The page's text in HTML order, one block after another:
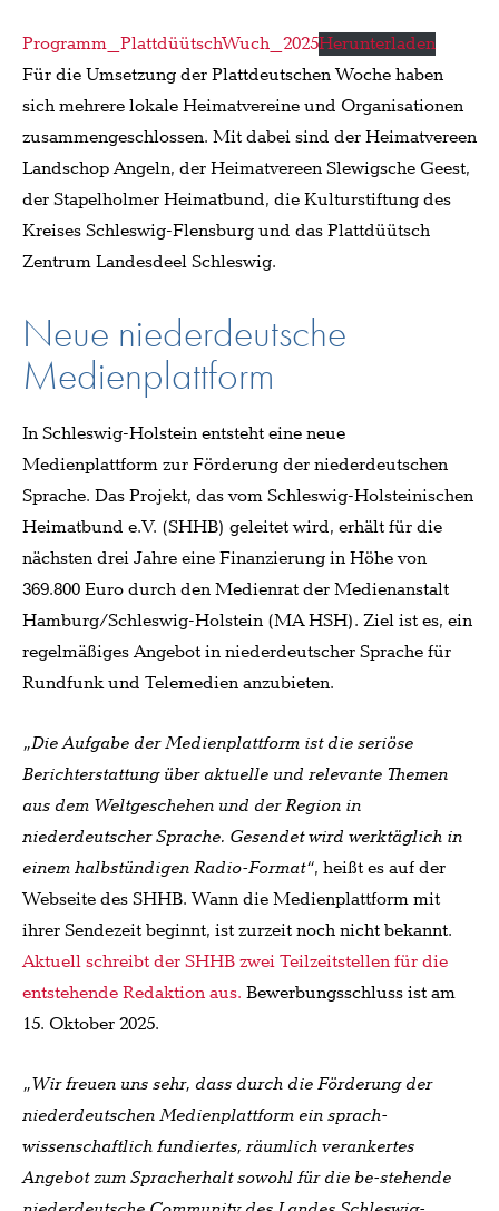
Programm_PlattdüütschWuch_2025Herunterladen
Für die Umsetzung der Plattdeutschen Woche haben
sich mehrere lokale Heimatvereine und Organisationen
zusammengeschlossen. Mit dabei sind der Heimatvereen
Landschop Angeln, der Heimatvereen Slewigsche Geest,
der Stapelholmer Heimatbund, die Kulturstiftung des
Kreises Schleswig-Flensburg und das Plattdüütsch
Zentrum Landesdeel Schleswig.
Neue niederdeutsche
Medienplattform
In Schleswig-Holstein entsteht eine neue
Medienplattform zur Förderung der niederdeutschen
Sprache. Das Projekt, das vom Schleswig-Holsteinischen
Heimatbund e.V. (SHHB) geleitet wird, erhält für die
nächsten drei Jahre eine Finanzierung in Höhe von
369.800 Euro durch den Medienrat der Medienanstalt
Hamburg/Schleswig-Holstein (MA HSH). Ziel ist es, ein
regelmäßiges Angebot in niederdeutscher Sprache für
Rundfunk und Telemedien anzubieten.
„Die Aufgabe der Medienplattform ist die seriöse
Berichterstattung über aktuelle und relevante Themen
aus dem Weltgeschehen und der Region in
niederdeutscher Sprache. Gesendet wird werktäglich in
einem halbstündigen Radio-Format“, heißt es auf der
Webseite des SHHB. Wann die Medienplattform mit
ihrer Sendezeit beginnt, ist zurzeit noch nicht bekannt.
Aktuell schreibt der SHHB zwei Teilzeitstellen für die
entstehende Redaktion aus. Bewerbungsschluss ist am
15. Oktober 2025.
„Wir freuen uns sehr, dass durch die Förderung der
niederdeutschen Medienplattform ein sprach-
wissenschaftlich fundiertes, räumlich verankertes
Angebot zum Spracherhalt sowohl für die be-stehende